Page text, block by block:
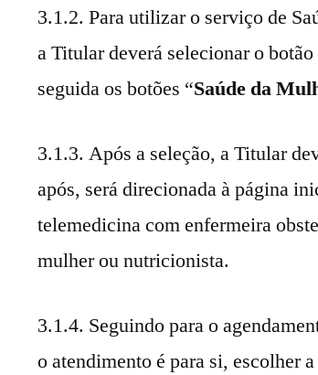
3.1.2. Para utilizar o serviço de
a Titular deverá selecionar o botão
seguida os botões “Saúde da
3.1.3. Após a seleção, a Titular
após, será direcionada à página
telemedicina com enfermeira
mulher ou nutricionista.
3.1.4. Seguindo para o
o atendimento é para si, escolher